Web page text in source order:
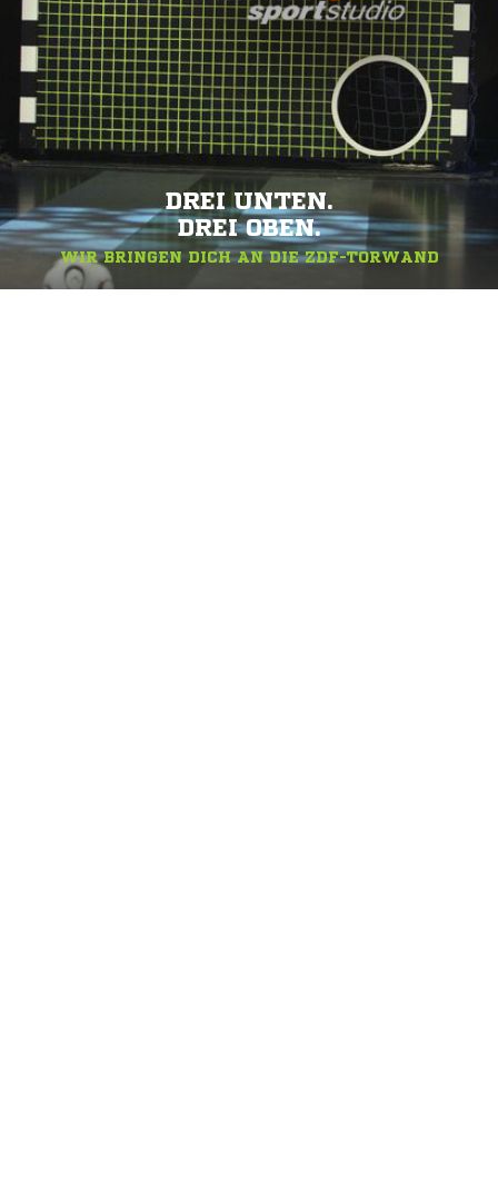
DREI UNTEN.
DREI OBEN.
WIR BRINGEN DICH AN DIE ZDF-TORWAND